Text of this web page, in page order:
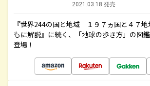
2021.03.18 発売
『世界244の国と地域 １９７ヵ国と４７地
もに解説』に続く、「地球の歩き方」の図
登場！